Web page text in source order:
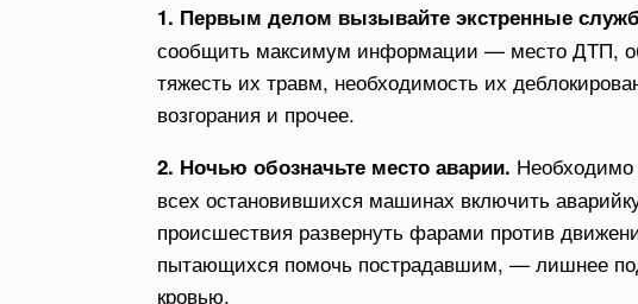
1. Первым делом вызывайте экстренные
сообщить максимум информации — место ДТП,
тяжесть их травм, необходимость их
возгорания и прочее.
2. Ночью обозначьте место аварии. Необходимо
всех остановившихся машинах включить
происшествия развернуть фарами против
пытающихся помочь пострадавшим, — лишнее
кровью.